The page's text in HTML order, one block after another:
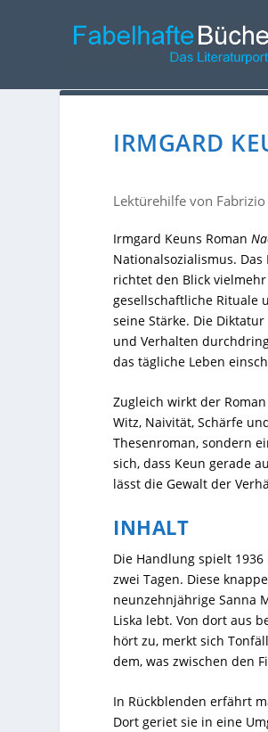
IRMGARD
Lektürehilfe von Fabrizio
Irmgard Keuns Roman
Nationalsozialismus.
richtet den Blick
gesellschaftliche Rituale
seine Stärke. Die
und Verhalten
das tägliche Leben
Zugleich wirkt der
Witz, Naivität, Schärfe
Thesenroman, sondern
sich, dass Keun gerade
lässt die Gewalt der
INHALT
Die Handlung spielt
zwei Tagen. Diese
neunzehnjährige Sanna
Liska lebt. Von dort aus
hört zu, merkt sich
dem, was zwischen den
In Rückblenden erfährt
Dort geriet sie in eine